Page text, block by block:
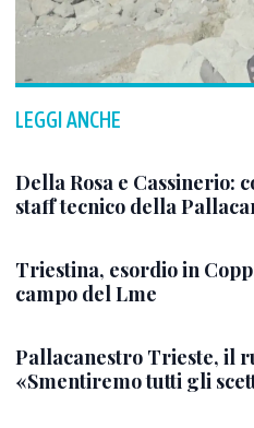
LEGGI ANCHE
Della Rosa e Cassinerio:
staff tecnico della
Triestina, esordio in
campo del Lme
Pallacanestro Trieste, il
«Smentiremo tutti gli